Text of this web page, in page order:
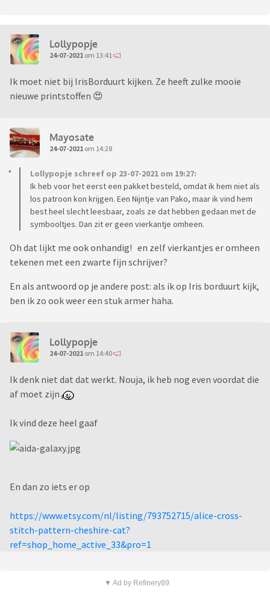
Lollypopje
24-07-2021 om 13:41
Ik moet niet bij IrisBorduurt kijken. Ze heeft zulke mooie
nieuwe printstoffen 😍
Mayosate
24-07-2021 om 14:28
Lollypopje schreef op 23-07-2021 om 19:27:
Ik heb voor het eerst een pakket besteld, omdat ik hem niet als
los patroon kon krijgen. Een Nijntje van Pako, maar ik vind hem
best heel slecht leesbaar, zoals ze dat hebben gedaan met de
symbooltjes. Dan zit er geen vierkantje omheen.
Oh dat lijkt me ook onhandig! en zelf vierkantjes er omheen
tekenen met een zwarte fijn schrijver?
En als antwoord op je andere post: als ik op Iris borduurt kijk,
ben ik zo ook weer een stuk armer haha.
Lollypopje
24-07-2021 om 14:40
Ik denk niet dat dat werkt. Nouja, ik heb nog even voordat die
af moet zijn
Ik vind deze heel gaaf
En dan zo iets er op
https://www.etsy.com/nl/listing/793752715/alice-cross-
stitch-pattern-cheshire-cat?
ref=shop_home_active_33&pro=1
▼ Ad by Refinery89